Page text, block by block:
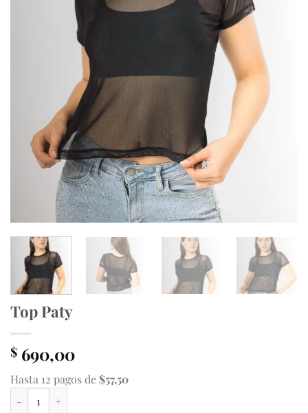
Top Paty
$ 690,00
Hasta 12 pagos de $57,50